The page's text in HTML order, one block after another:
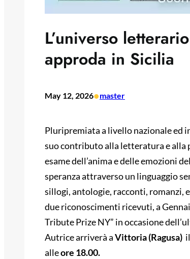
L’universo
approda in Sicilia
May 12, 2026•master
Pluripremiata a livello nazionale ed
suo contributo alla letteratura e alla
esame dell’anima e delle emozioni
speranza attraverso un linguaggio
sillogi, antologie, racconti, romanzi,
due riconoscimenti ricevuti, a
Tribute Prize NY” in occasione
Autrice arriverà aVittoria (Ragusa) il
alleore 18.00.